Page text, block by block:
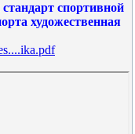
спортивной
художественная